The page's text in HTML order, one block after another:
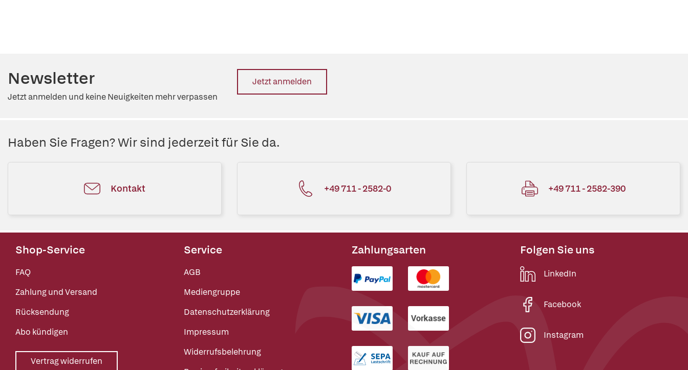
Newsletter
Jetzt anmelden und keine Neuigkeiten mehr verpassen
Jetzt anmelden
Haben Sie Fragen? Wir sind jederzeit für Sie da.
Kontakt +49 711 - 2582-0 +49 711 - 2582-390
Shop-Service
FAQ
Zahlung und Versand
Rücksendung
Abo kündigen
Vertrag widerrufen
Service
AGB
Mediengruppe
Datenschutzerklärung
Impressum
Widerrufsbelehrung
Zahlungsarten Folgen Sie uns
LinkedIn
Facebook
Instagram